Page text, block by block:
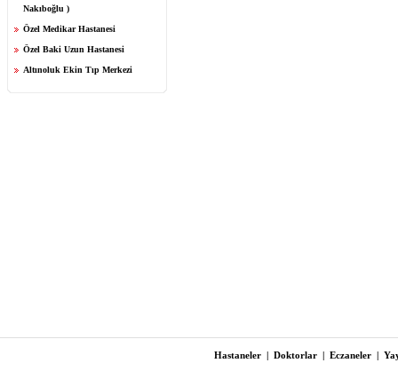
Nakıboğlu )
Özel Medikar Hastanesi
Özel Baki Uzun Hastanesi
Altınoluk Ekin Tıp Merkezi
Hastaneler | Doktorlar | Eczaneler |